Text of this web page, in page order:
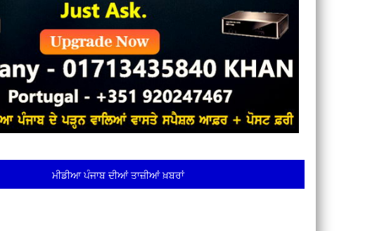
ਮੀਡੀਆ ਪੰਜਾਬ ਦੀਆਂ ਤਾਜ਼ੀਆਂ ਖ਼ਬਰਾਂ